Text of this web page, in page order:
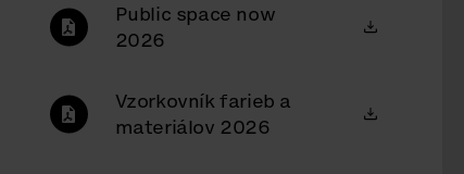
Public space now
2026
Vzorkovník farieb a
materiálov 2026